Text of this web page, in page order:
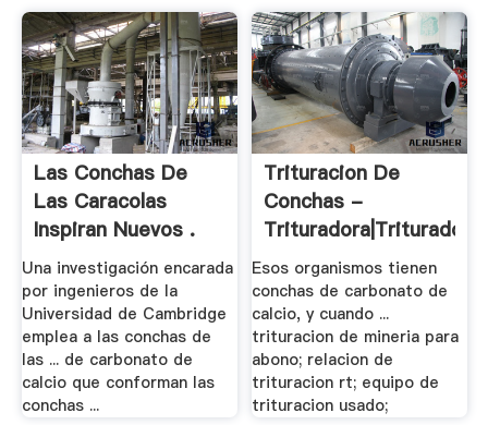
Las Conchas De
Las Caracolas
Inspiran Nuevos .
Una investigación encarada
por ingenieros de la
Universidad de Cambridge
emplea a las conchas de
las ... de carbonato de
calcio que conforman las
conchas ...
Trituracion De
Conchas -
Trituradora|Trituradora
.
Esos organismos tienen
conchas de carbonato de
calcio, y cuando ...
trituracion de mineria para
abono; relacion de
trituracion rt; equipo de
trituracion usado;